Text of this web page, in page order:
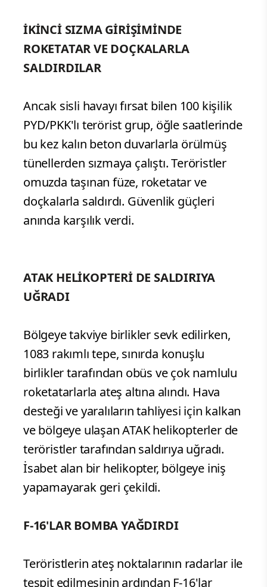
İKİNCİ SIZMA GİRİŞİMİNDE
ROKETATAR VE DOÇKALARLA
SALDIRDILAR
Ancak sisli havayı fırsat bilen 100 kişilik
PYD/PKK'lı terörist grup, öğle saatlerinde
bu kez kalın beton duvarlarla örülmüş
tünellerden sızmaya çalıştı. Teröristler
omuzda taşınan füze, roketatar ve
doçkalarla saldırdı. Güvenlik güçleri
anında karşılık verdi.
ATAK HELİKOPTERİ DE SALDIRIYA
UĞRADI
Bölgeye takviye birlikler sevk edilirken,
1083 rakımlı tepe, sınırda konuşlu
birlikler tarafından obüs ve çok namlulu
roketatarlarla ateş altına alındı. Hava
desteği ve yaralıların tahliyesi için kalkan
ve bölgeye ulaşan ATAK helikopterler de
teröristler tarafından saldırıya uğradı.
İsabet alan bir helikopter, bölgeye iniş
yapamayarak geri çekildi.
F-16'LAR BOMBA YAĞDIRDI
Teröristlerin ateş noktalarının radarlar ile
tespit edilmesinin ardından F-16'lar